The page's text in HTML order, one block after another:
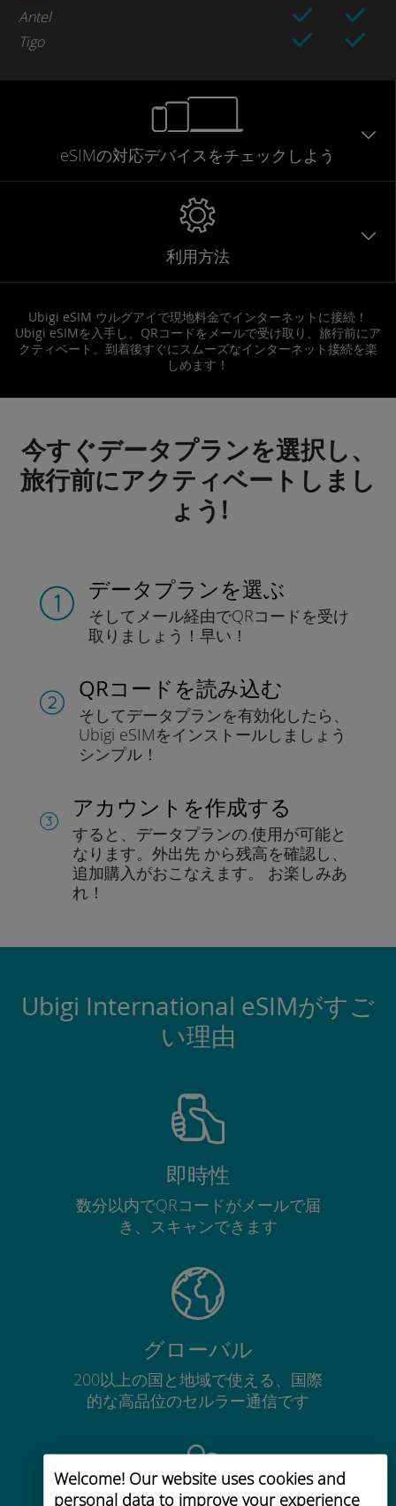
Welcome! Our website uses cookies and
personal data to improve your experience
Antel
Tigo
eSIMの対応デバイスをチェックしよう
利用方法
Ubigi eSIM ウルグアイで現地料金でインターネットに接続！
Ubigi eSIMを入手し、QRコードをメールで受け取り、旅行前にア
クティベート。到着後すぐにスムーズなインターネット接続を楽
しめます！
今すぐデータプランを選択し、
旅行前にアクティベートしまし
ょう!
データプランを選ぶ
そしてメール経由でQRコードを受け
取りましょう！早い！
QRコードを読み込む
そしてデータプランを有効化したら、
Ubigi eSIMをインストールしま しょう
シンプル！
アカウントを作成する
すると、データプランの.使用が可能と
なります。 外出先 から残高を確認し、
追加購入がおこなえます。
お楽しみあ
れ！
Ubigi International eSIMがすご
い理由
即時性
数分以内でQRコードがメールで届
き、スキャンできます
グローバル
200以上の国と地域で使える、国際
的な高品位のセルラー通信です